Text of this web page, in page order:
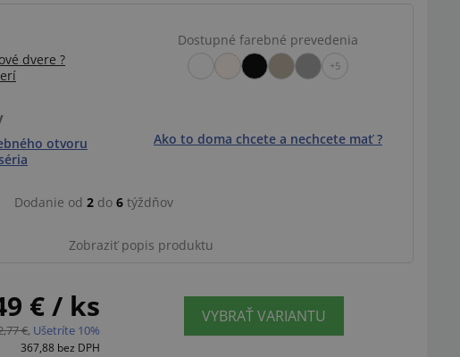
dvere ?
Dostupné farebné prevedenia
+5
otvoru
Ako to doma chcete a nechcete mať ?
Dodanie od 2 do 6 týždňov
Zobraziť popis produktu
€ / ks
€, Ušetríte 10%
367,88 bez DPH
VYBRAŤ VARIANTU